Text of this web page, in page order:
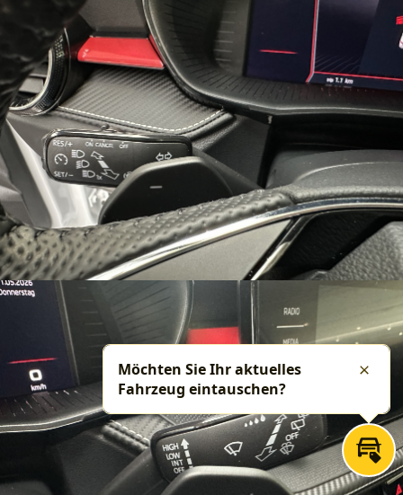
Möchten Sie Ihr aktuelles
Fahrzeug eintauschen?